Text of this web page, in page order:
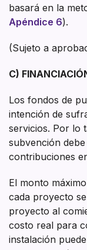
basará en la
Apéndice 6).
(Sujeto a
C)
Los fondos de
intención de
servicios. Por lo
subvención
contribuciones
El monto
cada proyecto
proyecto al
costo real para
instalación